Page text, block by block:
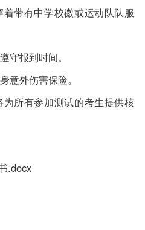
带有中学校徽或运动队队服
守报到时间。
意外伤害保险。
为所有参加测试的考生提供核
.docx